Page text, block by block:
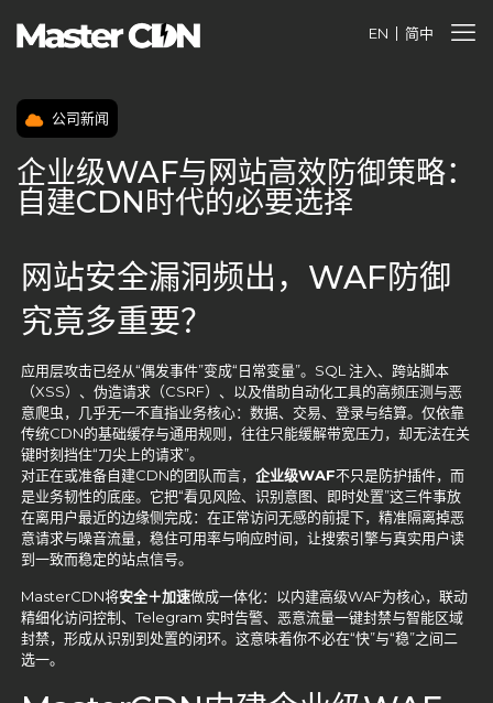
EN 简中
企业级WAF与网站高效防御策略：
自建CDN时代的必要选择
公司新闻
网站安全漏洞频出，WAF防御
究竟多重要？
应用层攻击已经从“偶发事件”变成“日常变量”。SQL 注入、跨站脚本
（XSS）、伪造请求（CSRF）、以及借助自动化工具的高频压测与恶
意爬虫，几乎无一不直指业务核心：数据、交易、登录与结算。仅依靠
传统CDN的基础缓存与通用规则，往往只能缓解带宽压力，却无法在关
键时刻挡住“刀尖上的请求”。
对正在或准备自建CDN的团队而言，企业级WAF不只是防护插件，而
是业务韧性的底座。它把“看见风险、识别意图、即时处置”这三件事放
在离用户最近的边缘侧完成：在正常访问无感的前提下，精准隔离掉恶
意请求与噪音流量，稳住可用率与响应时间，让搜索引擎与真实用户读
到一致而稳定的站点信号。
MasterCDN将安全＋加速做成一体化：以内建高级WAF为核心，联动
精细化访问控制、Telegram 实时告警、恶意流量一键封禁与智能区域
封禁，形成从识别到处置的闭环。这意味着你不必在“快”与“稳”之间二
选一。